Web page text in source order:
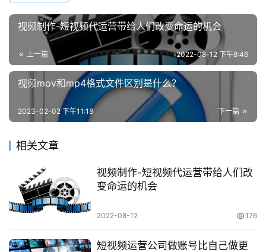
常
见
题
络
视频制作-短视频代运营带给人们改变命运的机会
上一篇 2022-08-12 下午8:46
视频mov和mp4格式文件区别是什么？
下一篇
2023-02-02 下午11:18
相关文章
视频制作-短视频代运营带给人们改
变命运的机会
2022-08-12 176
短视频运营公司做账号比自己做更